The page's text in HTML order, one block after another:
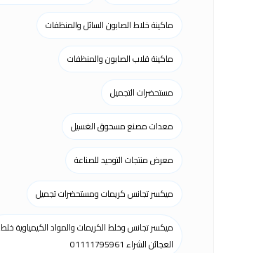
ماكينة خلاط الصابون السائل والمنظفات
ماكينة قلاب الصابون والمنظفات
مستحضرات التجميل
معدات مصنع مسحوق الغسيل
معرض منتجات التوحيد للصناعة
ميكسر تجانس كريمات ومستحضرات تجميل
ميكسر تجانس وخلط الكريمات والمواد الكيمياوية خلط
العجائن الشراء 01111795961